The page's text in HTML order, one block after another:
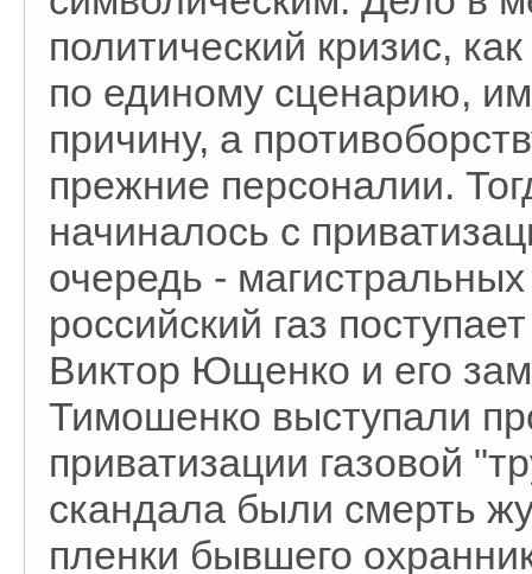
политический кризис,
по единому сценарию,
причину, а
прежние персоналии.
начиналось с
очередь -
российский газ
Виктор Ющенко и его
Тимошенко выступали
приватизации газовой
скандала были смерть
пленки бывшего